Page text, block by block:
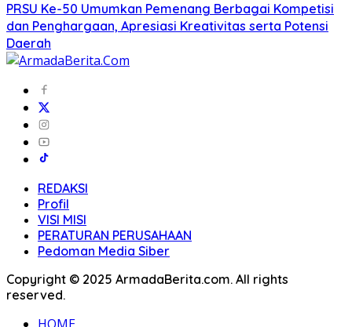
PRSU Ke-50 Umumkan Pemenang Berbagai Kompetisi
dan Penghargaan, Apresiasi Kreativitas serta Potensi
Daerah
REDAKSI
Profil
VISI MISI
PERATURAN PERUSAHAAN
Pedoman Media Siber
Copyright © 2025 ArmadaBerita.com. All rights
reserved.